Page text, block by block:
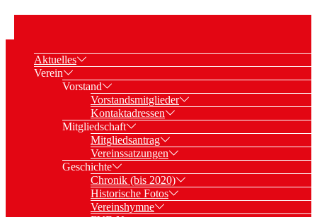
Aktuelles
Verein
Vorstand
Vorstandsmitglieder
Kontaktadressen
Mitgliedschaft
Mitgliedsantrag
Vereinssatzungen
Geschichte
Chronik (bis 2020)
Historische Fotos
Vereinshymne